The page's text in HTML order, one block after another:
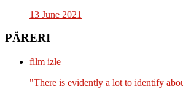
13 June 2021
PĂRERI
film izle
"There is evidently a lot to identify